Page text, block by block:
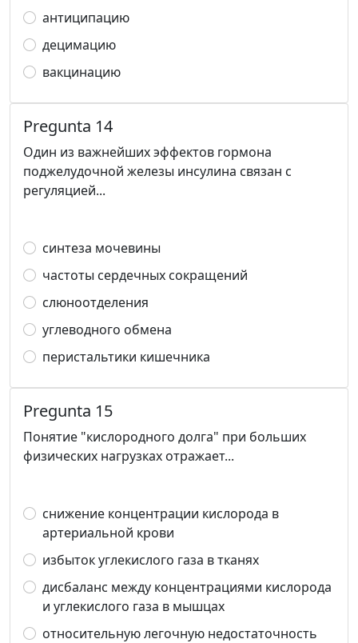
антиципацию
децимацию
вакцинацию
Pregunta 14
Один из важнейших эффектов гормона
поджелудочной железы инсулина связан с
регуляцией...
синтеза мочевины
частоты сердечных сокращений
слюноотделения
углеводного обмена
перистальтики кишечника
Pregunta 15
Понятие "кислородного долга" при больших
физических нагрузках отражает...
снижение концентрации кислорода в
артериальной крови
избыток углекислого газа в тканях
дисбаланс между концентрациями кислорода
и углекислого газа в мышцах
относительную легочную недостаточность